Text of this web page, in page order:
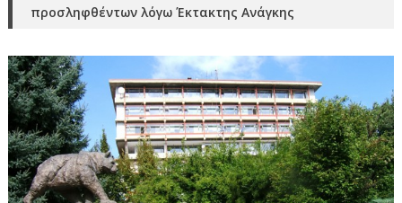
προσληφθέντων λόγω Έκτακτης Ανάγκης